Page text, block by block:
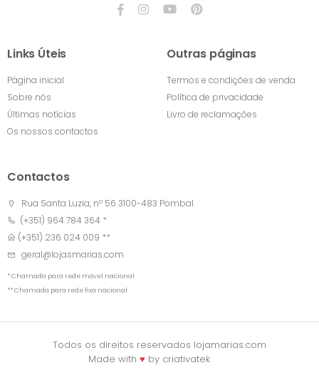
Links Úteis
Página inicial
Sobre nós
Últimas notícias
Os nossos contactos
Outras páginas
Termos e condições de venda
Política de privacidade
Livro de reclamações
Contactos
Rua Santa Luzia, nº 56 3100-483 Pombal
(+351) 964 784 364 *
(+351) 236 024 009 **
geral@lojasmarias.com
* Chamada para rede móvel nacional
** Chamada para rede fixa nacional
Todos os direitos reservados lojamarias.com
Made with ♥ by criativatek